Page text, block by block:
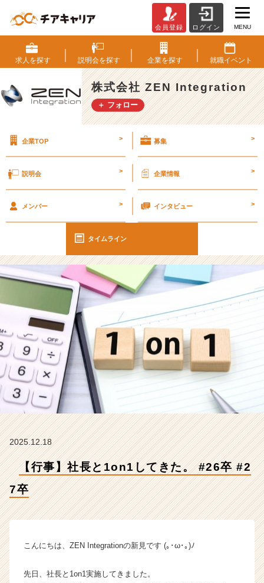
事】
社
長
と
1
o
て
#
#
2
7
卒
【株
式
社
N
I
n
t
e
t
i
ム
イ
会員登録 ログイン MENU
求人を探す 説明会を探す 企業を探す 就職イベント
株式会社 ZEN Integration
＋ フォロー
企業TOP > 募集 >
説明会 > 企業情報 >
メンバー > インタビュー >
タイムライン
2025.12.18
【行事】社長と1on1してきた。 #26卒 #2
7卒
こんにちは、ZEN Integrationの新見です (｡･ω･｡)ﾉ
先日、社長と1on1実施してきました。